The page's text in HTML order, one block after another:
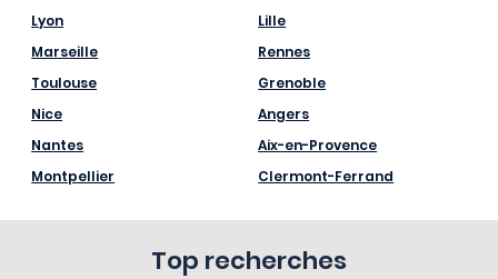
Lyon
Marseille
Toulouse
Nice
Nantes
Montpellier
Lille
Rennes
Grenoble
Angers
Aix-en-Provence
Clermont-Ferrand
Top recherches